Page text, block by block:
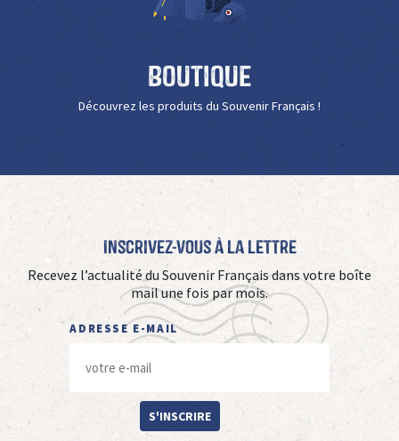
Boutique
Découvrez les produits du Souvenir Français !
Inscrivez-vous à La Lettre
Recevez l’actualité du Souvenir Français dans votre boîte
mail une fois par mois.
ADRESSE E-MAIL
S'INSCRIRE